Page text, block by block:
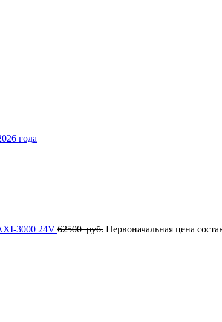
года
3000 24V 62500руб. Первоначальная цена